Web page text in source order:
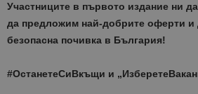
Участниците в първото издание ни
да предложим най-добрите оферти и
безопасна почивка в България!
#ОстанетеСиВкъщи и